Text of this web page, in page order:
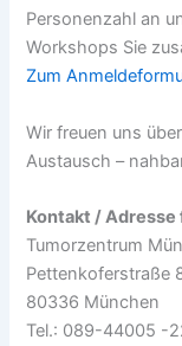
Personenzahl an
Workshops Sie
Zum
Wir freuen uns
Austausch –
Kontakt /
Tumorzentrum
Pettenkoferstraße
80336 München
Tel.: 089-44005 -